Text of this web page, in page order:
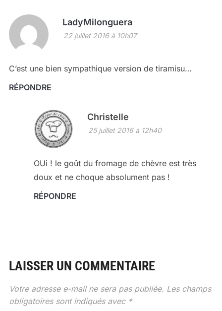
LadyMilonguera
22 juillet 2016 à 10h07
C’est une bien sympathique version de tiramisu…
RÉPONDRE
Christelle
25 juillet 2016 à 12h40
OUi ! le goût du fromage de chèvre est très
doux et ne choque absolument pas !
RÉPONDRE
LAISSER UN COMMENTAIRE
Votre adresse e-mail ne sera pas publiée. Les champs
obligatoires sont indiqués avec *